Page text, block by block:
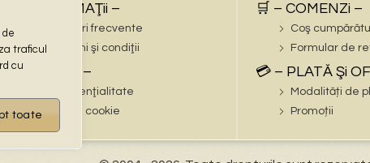
de
traficul
cu
toate
ℹ️ – iNFORMAŢii –
Întrebări frecvente
Termeni şi condiţii
🔒 – LEGAL –
Confidenţialitate
Politica cookie
🛒 – COMENZi –
Coş
Formular de
💳 – PLATĂ Şi
Modalități de
Promoții